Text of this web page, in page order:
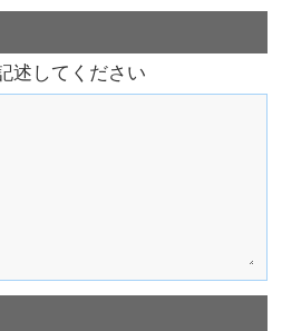
述してください